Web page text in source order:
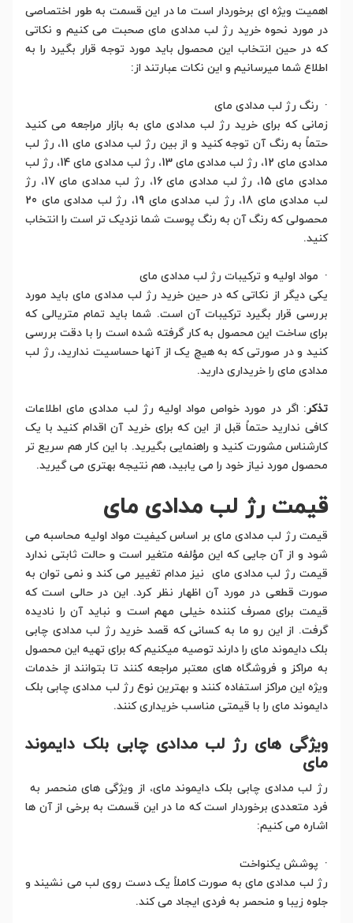
اهمیت ویژه ای برخوردار است ما در این قسمت به طور اختصاصی
در مورد نحوه خرید رژ لب مدادی مای صحبت می کنیم و نکاتی
که در حین انتخاب این محصول باید مورد توجه قرار بگیرد را به
اطلاع شما میرسانیم و این نکات عبارتند از:
· رنگ رژ لب مدادی مای
زمانی که برای خرید رژ لب مدادی مای به بازار مراجعه می کنید
حتماً به رنگ آن توجه کنید و از بین رژ لب مدادی مای 11، رژ لب
مدادی مای 12، رژ لب مدادی مای 13، رژ لب مدادی مای 14، رژ لب
مدادی مای 15، رژ لب مدادی مای 16، رژ لب مدادی مای 17، رژ
لب مدادی مای 18، رژ لب مدادی مای 19، رژ لب مدادی مای 20
محصولی که رنگ آن به رنگ پوست شما نزدیک تر است را انتخاب
کنید.
· مواد اولیه و ترکیبات رژ لب مدادی مای
یکی دیگر از نکاتی که در حین خرید رژ لب مدادی مای باید مورد
بررسی قرار بگیرد ترکیبات آن است. شما باید تمام متریالی که
برای ساخت این محصول به کار گرفته شده است را با دقت بررسی
کنید و در صورتی که به هیچ یک از آنها حساسیت ندارید، رژ لب
مدادی مای را خریداری دارید.
تذکر: اگر در مورد خواص مواد اولیه رژ لب مدادی مای اطلاعات
کافی ندارید حتماً قبل از این که برای خرید آن اقدام کنید با یک
کارشناس مشورت کنید و راهنمایی بگیرید. با این کار هم سریع تر
محصول مورد نیاز خود را می یابید، هم نتیجه بهتری می گیرید.
قیمت رژ لب مدادی مای
قیمت رژ لب مدادی مای بر اساس کیفیت مواد اولیه محاسبه می
شود و از آن جایی که این مؤلفه متغیر است و حالت ثابتی ندارد
قیمت رژ لب مدادی مای نیز مدام تغییر می کند و نمی توان به
صورت قطعی در مورد آن اظهار نظر کرد. این در حالی است که
قیمت برای مصرف کننده خیلی مهم است و نباید آن را نادیده
گرفت. از این رو ما به کسانی که قصد خرید رژ لب مدادی چابی
بلک دایموند مای را دارند توصیه میکنیم که برای تهیه این محصول
به مراکز و فروشگاه های معتبر مراجعه کنند تا بتوانند از خدمات
ویژه این مراکز استفاده کنند و بهترین نوع رژ لب مدادی چابی بلک
دایموند مای را با قیمتی مناسب خریداری کنند.
ویژگی های رژ لب مدادی چابی بلک دایموند
مای
رژ لب مدادی چابی بلک دایموند مای، از ویژگی های منحصر به
فرد متعددی برخوردار است که ما در این قسمت به برخی از آن ها
اشاره می کنیم:
· پوشش یکنواخت
رژ لب مدادی مای به صورت کاملاً یک دست روی لب می نشیند و
جلوه زیبا و منحصر به فردی ایجاد می کند.